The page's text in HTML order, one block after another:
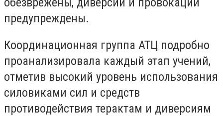
предупреждены.
Координационная группа АТЦ подробно
проанализировала каждый этап учений,
отметив высокий уровень использования
силовиками сил и средств
противодействия терактам и диверсиям